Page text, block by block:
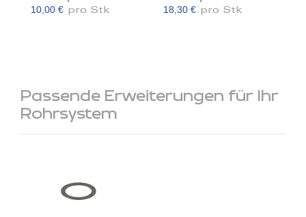
10,00 € pro Stk 18,30 € pro Stk
Passende Erweiterungen für Ihr
Rohrsystem